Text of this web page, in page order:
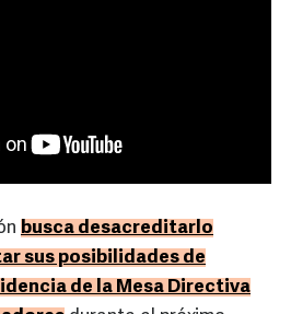
busca desacreditarlo
sus posibilidades de
de la Mesa Directiva